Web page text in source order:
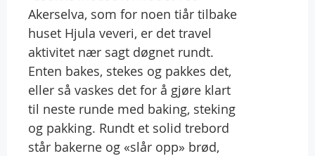
Akerselva, som for noen tiår tilbake
huset Hjula veveri, er det travel
aktivitet nær sagt døgnet rundt.
Enten bakes, stekes og pakkes det,
eller så vaskes det for å gjøre klart
til neste runde med baking, steking
og pakking. Rundt et solid trebord
står bakerne og «slår opp» brød,